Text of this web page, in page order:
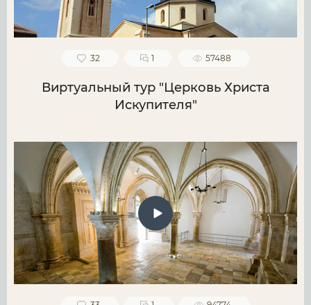
32 1 57488
Виртуальный тур "Церковь Христа
Искупителя"